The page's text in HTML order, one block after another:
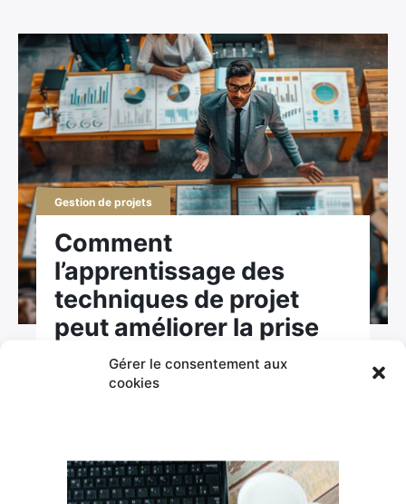
Gérer le consentement aux
cookies
Gestion de projets
Comment
l’apprentissage des
techniques de projet
peut améliorer la prise
de décision ?
Par Alexandre Marteau , le 8 avril 2024 , mis à jour le 18
sphère professionnelle tant elle influence la
qualité de la prise de décision. Se peut-il que
l’une des clés du succès réside dans l’application